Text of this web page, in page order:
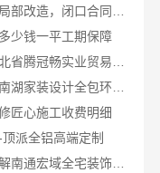
少钱一平工期保障
嘉兴美派建材科技有限公司南湖家装设计全包环保材料
匠心施工收费明细
派全铝高端定制
海安一站式装修公司价格了解南通宏域全宅装饰建材有限公司